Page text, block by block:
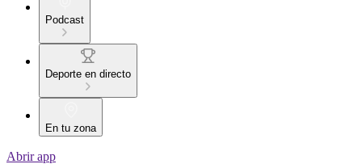
Podcast
Deporte en directo
En tu zona
Abrir app